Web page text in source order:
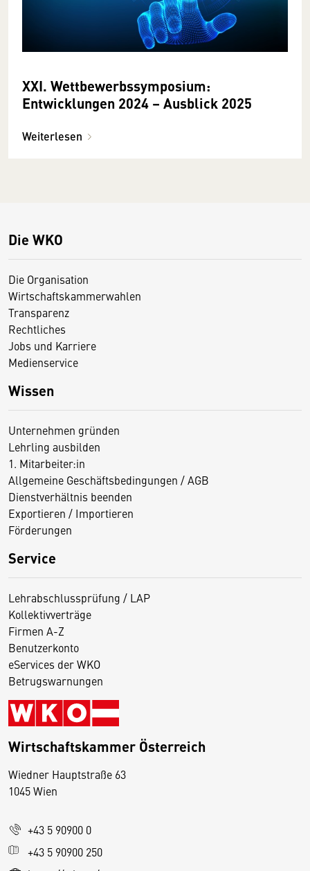
XXI. Wettbewerbssymposium:
Entwicklungen 2024 – Ausblick 2025
Weiterlesen
Die WKO
Die Organisation
Wirtschaftskammerwahlen
Transparenz
Rechtliches
Jobs und Karriere
Medienservice
Wissen
Unternehmen gründen
Lehrling ausbilden
1. Mitarbeiter:in
Allgemeine Geschäftsbedingungen / AGB
Dienstverhältnis beenden
Exportieren / Importieren
Förderungen
Service
Lehrabschlussprüfung / LAP
Kollektivverträge
Firmen A-Z
Benutzerkonto
eServices der WKO
Betrugswarnungen
Wirtschaftskammer Österreich
Wiedner Hauptstraße 63
1045 Wien
+43 5 90900 0
+43 5 90900 250
D
s
e